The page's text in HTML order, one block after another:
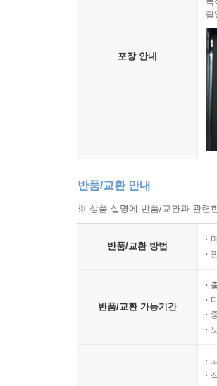
포장 안내
촬
반품/교환 안내
※ 상품 설명에 반품/교환과 관련
반품/교환 방법
반품/교환 가능기간